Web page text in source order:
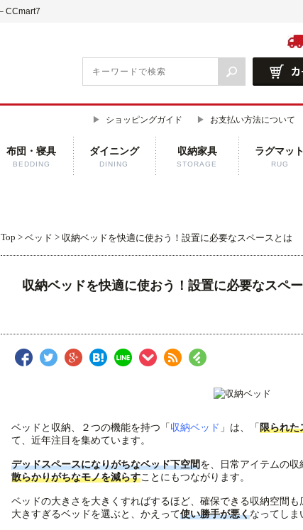
CCmart7
ショッピングガイド お支払い方法について
布団・寝具
BEDDING
ダイニング
DINING
収納家具
STORAGE
ラグマット
RUG
Top > ベッド > 収納ベッドを快適に使おう！設置に必要なスペースとは
収納ベッドを快適に使おう！設置に必要なスペ
ベッドと収納、２つの機能を持つ「 収納ベッド 」は、「 限られた
て、近年注目を集めています。
デッドスペースになりがちなベッド下空間を、日常アイテムの
散らかりがちなモノを減らすことにもつながります。
ベッドの大きさを大きくすればするほど、確保できる収納空間
大きすぎるベッドを選ぶと、かえって使い勝手が悪くなってしま